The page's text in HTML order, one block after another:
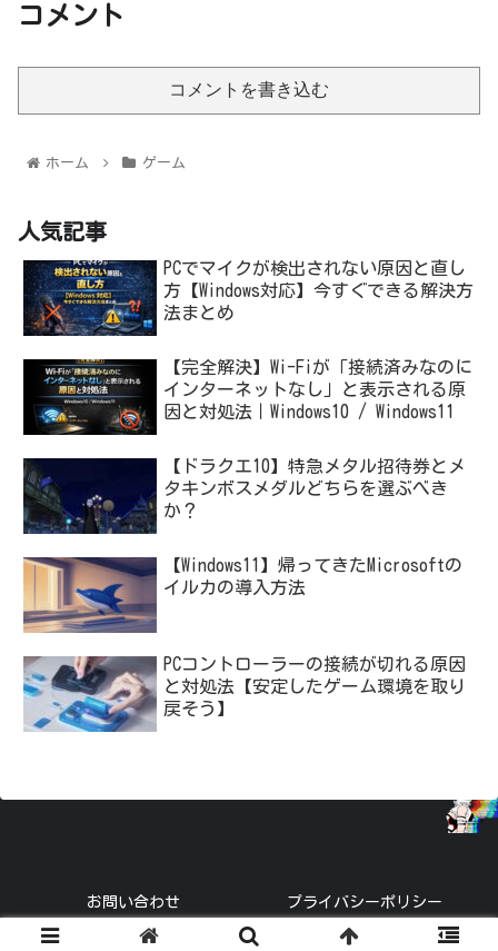
コメント
コメントを書き込む
ホーム ゲーム
人気記事
PCでマイクが検出されない原因と直し
方【Windows対応】今すぐできる解決方
法まとめ
【完全解決】Wi-Fiが「接続済みなのに
インターネットなし」と表示される原
因と対処法｜Windows10 / Windows11
【ドラクエ10】特急メタル招待券とメ
タキンボスメダルどちらを選ぶべき
か？
【Windows11】帰ってきたMicrosoftの
イルカの導入方法
PCコントローラーの接続が切れる原因
と対処法【安定したゲーム環境を取り
戻そう】
お問い合わせ プライバシーポリシー
© 2021 トーブロ.